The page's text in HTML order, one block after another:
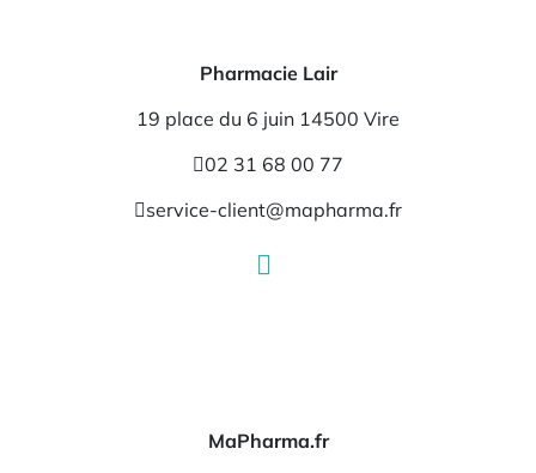
Pharmacie Lair
19 place du 6 juin 14500 Vire
02 31 68 00 77
service-client@mapharma.fr
MaPharma.fr